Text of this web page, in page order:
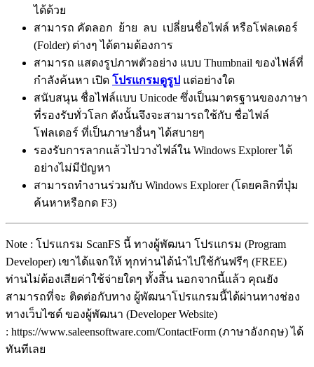
ได้ด้วย
สามารถ คัดลอก ย้าย ลบ เปลี่ยนชื่อไฟล์ หรือโฟลเดอร์
(Folder) ต่างๆ ได้ตามต้องการ
สามารถ แสดงรูปภาพตัวอย่าง แบบ Thumbnail ของไฟล์ที่
กำลังค้นหา เปิด โปรแกรมดูรูป แต่อย่างใด
สนับสนุน ชื่อไฟล์แบบ Unicode ซึ่งเป็นมาตรฐานของภาษา
ที่รองรับทั่วโลก ดังนั้นจึงจะสามารถใช้กับ ชื่อไฟล์
โฟลเดอร์ ที่เป็นภาษาอื่นๆ ได้สบายๆ
รองรับการลากแล้วไปวางไฟล์ใน Windows Explorer ได้
อย่างไม่มีปัญหา
สามารถทำงานร่วมกับ Windows Explorer (โดยคลิกที่ปุ่ม
ค้นหาหรือกด F3)
Note : โปรแกรม ScanFS นี้ ทางผู้พัฒนา โปรแกรม (Program
Developer) เขาได้แจกให้ ทุกท่านได้นำไปใช้กันฟรีๆ (FREE)
ท่านไม่ต้องเสียค่าใช้จ่ายใดๆ ทั้งสิ้น นอกจากนี้แล้ว คุณยัง
สามารถที่จะ ติดต่อกับทาง ผู้พัฒนาโปรแกรมนี้ได้ผ่านทางช่อง
ทางเว็บไซต์ ของผู้พัฒนา (Developer Website)
: https://www.saleensoftware.com/ContactForm (ภาษาอังกฤษ) ได้
ทันทีเลย